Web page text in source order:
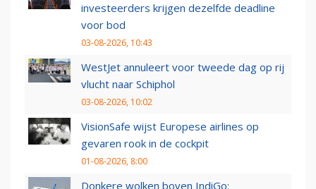
investeerders krijgen dezelfde deadline
voor bod
03-08-2026, 10:43
WestJet annuleert voor tweede dag op rij
vlucht naar Schiphol
03-08-2026, 10:02
VisionSafe wijst Europese airlines op
gevaren rook in de cockpit
01-08-2026, 8:00
Donkere wolken boven IndiGo: